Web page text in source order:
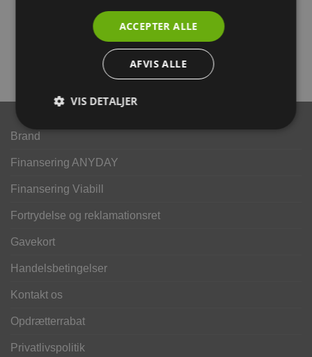
Brand
Finansering ANYDAY
Finansering Viabill
Fortrydelse og reklamationsret
Gavekort
Handelsbetingelser
Kontakt os
Opdrætterrabat
Privatlivspolitik
ACCEPTER ALLE
AFVIS ALLE
VIS DETALJER